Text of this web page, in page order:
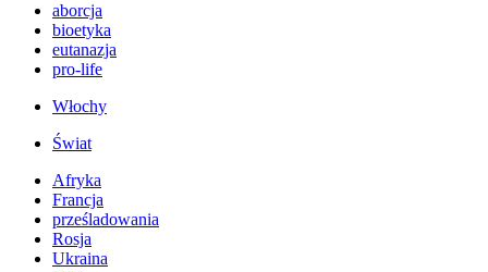
aborcja
bioetyka
eutanazja
pro-life
Włochy
Świat
Afryka
Francja
prześladowania
Rosja
Ukraina